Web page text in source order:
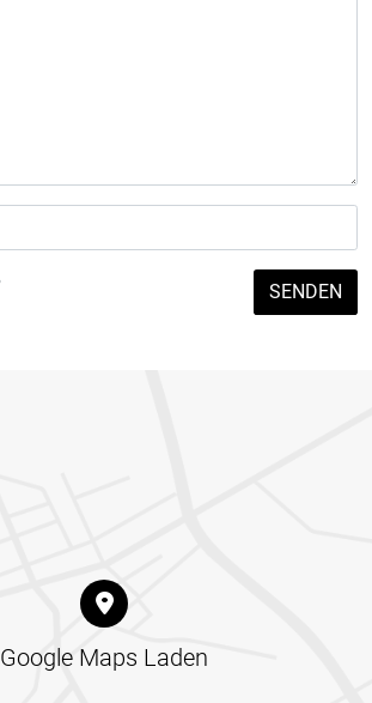
SENDEN
Google Maps Laden